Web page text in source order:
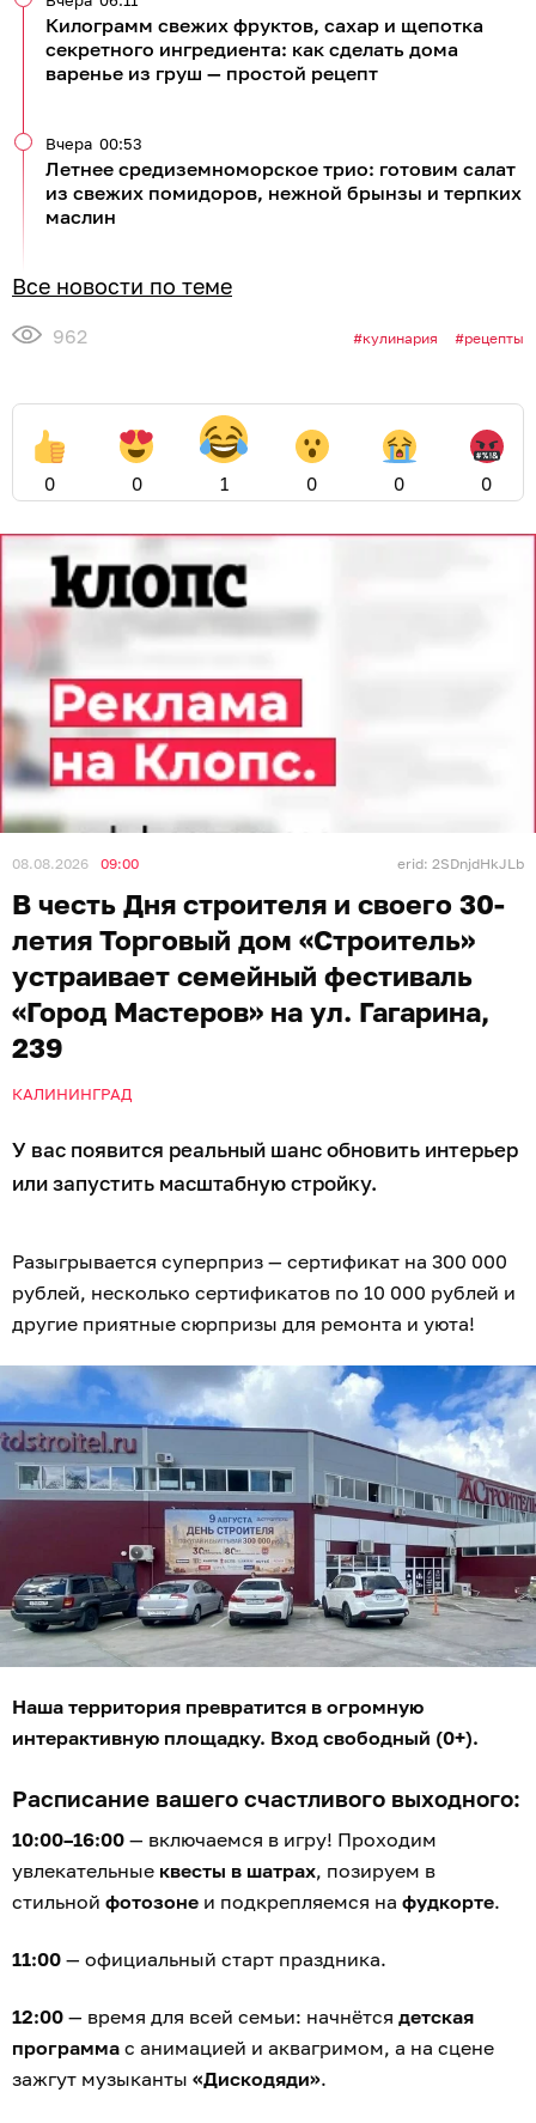
Килограмм свежих фруктов, сахар и щепотка
секретного ингредиента: как сделать дома
варенье из груш — простой рецепт
Летнее средиземноморское трио: готовим салат
из свежих помидоров, нежной брынзы и терпких
маслин
Вчера 00:53
Все новости по теме
962 кулинария рецепты
0 0 1 0 0 0
08.08.2026 09:00 erid: 2SDnjdHkJLb
В честь Дня строителя и своего 30-
летия Торговый дом «Строитель»
устраивает семейный фестиваль
«Город Мастеров» на ул. Гагарина,
239
КАЛИНИНГРАД
У вас появится реальный шанс обновить интерьер
или запустить масштабную стройку.
Разыгрывается суперприз — сертификат на 300 000
рублей, несколько сертификатов по 10 000 рублей и
другие приятные сюрпризы для ремонта и уюта!
Наша территория превратится в огромную
интерактивную площадку. Вход свободный (0+).
Расписание вашего счастливого выходного:
10:00–16:00 — включаемся в игру! Проходим
увлекательные квесты в шатрах, позируем в
стильной фотозоне и подкрепляемся на фудкорте.
11:00 — официальный старт праздника.
12:00 — время для всей семьи: начнётся детская
программа с анимацией и аквагримом, а на сцене
зажгут музыканты «Дискодяди».